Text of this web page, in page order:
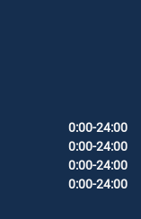
0:00-24:00
0:00-24:00
0:00-24:00
0:00-24:00